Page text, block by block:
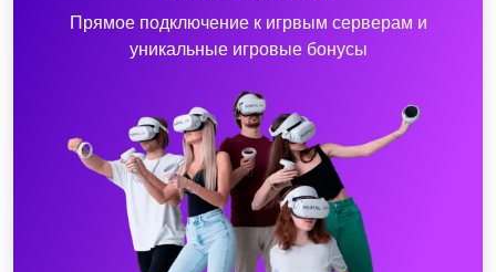
Прямое подключение к игрвым серверам и
уникальные игровые бонусы